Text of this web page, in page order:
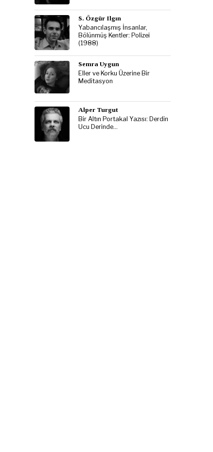
S. Özgür Ilgın
Yabancılaşmış İnsanlar,
Bölünmüş Kentler: Polizei
(1988)
Semra Uygun
Eller ve Korku Üzerine Bir
Meditasyon
Alper Turgut
Bir Altın Portakal Yazısı: Derdin
Ucu Derinde…